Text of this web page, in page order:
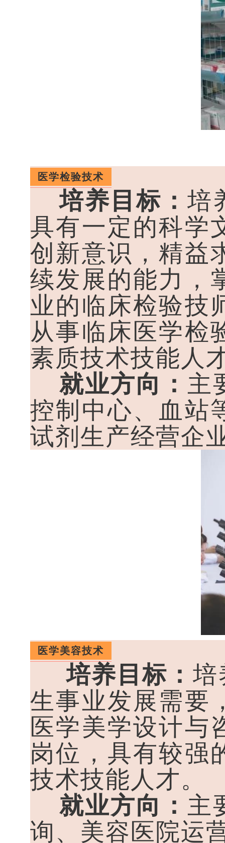
医学检验技术
培养目标： 培
具有一定的科学
创新意识，精益
续发展的能力，
业的临床检验技
从事临床医学检
素质技术技能人
就业方向： 主
控制中心、血站
试剂生产经营企
医学美容技术
培养目标： 培
生事业发展需要
医学美学设计与
岗位，具有较强
技术技能人才。
就业方向： 主
询、美容医院运